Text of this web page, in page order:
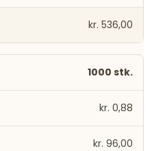
kr. 536,00
1000 stk.
kr. 0,88
kr. 96,00